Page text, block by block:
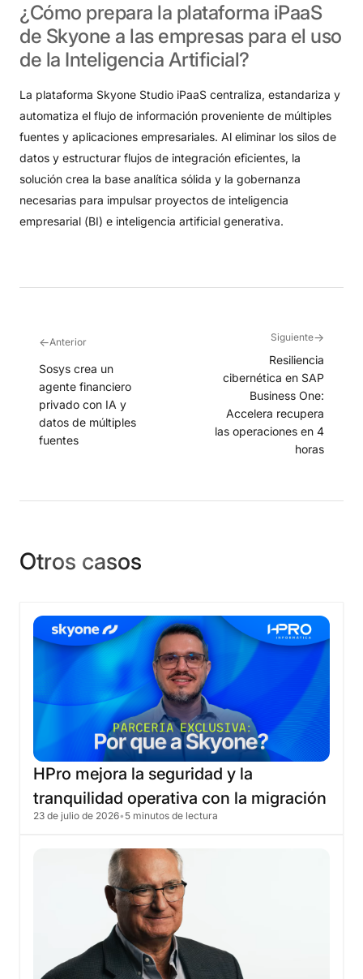
¿Cómo prepara la plataforma iPaaS
de Skyone a las empresas para el uso
de la Inteligencia Artificial?
La plataforma Skyone Studio iPaaS centraliza, estandariza y
automatiza el flujo de información proveniente de múltiples
fuentes y aplicaciones empresariales. Al eliminar los silos de
datos y estructurar flujos de integración eficientes, la
solución crea la base analítica sólida y la gobernanza
necesarias para impulsar proyectos de inteligencia
empresarial (BI) e inteligencia artificial generativa.
←Anterior
Sosys crea un
agente financiero
privado con IA y
datos de múltiples
fuentes
Siguiente→
Resiliencia
cibernética en SAP
Business One:
Accelera recupera
las operaciones en 4
horas
Otros casos
HPro mejora la seguridad y la
tranquilidad operativa con la migración
a la nube de Skyone
23 de julio de 2026• 5 minutos de lectura